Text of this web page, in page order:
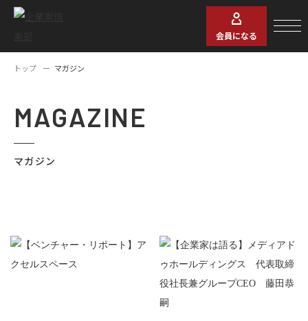
会員になる
トップ マガジン
MAGAZINE
マガジン